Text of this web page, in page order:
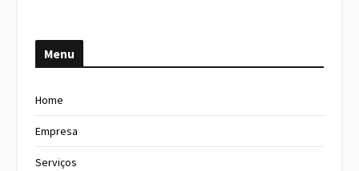
:
Menu
Home
Empresa
Serviços